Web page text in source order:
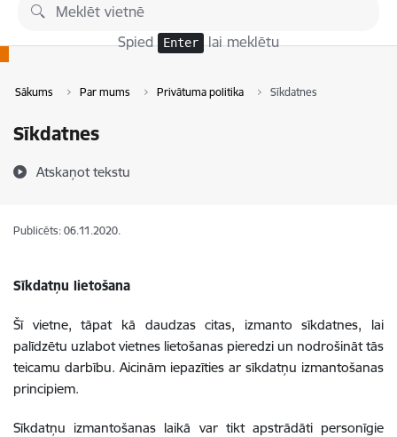
Pāriet uz lapas saturu
Spied Enter lai meklētu
Sākums Par mums Privātuma politika Sīkdatnes
Sīkdatnes
Atskaņot tekstu
Publicēts: 06.11.2020.
Sīkdatņu lietošana
Šī vietne, tāpat kā daudzas citas, izmanto sīkdatnes, lai
palīdzētu uzlabot vietnes lietošanas pieredzi un nodrošināt tās
teicamu darbību. Aicinām iepazīties ar sīkdatņu izmantošanas
principiem.
Sīkdatņu izmantošanas laikā var tikt apstrādāti personīgie